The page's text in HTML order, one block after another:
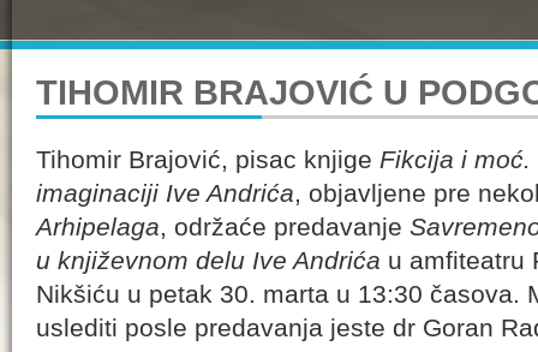
TIHOMIR BRAJOVIĆ U
Tihomir Brajović, pisac knjige Fikcija i
imaginaciji Ive Andrića, objavljene pre
Arhipelaga, održaće predavanje
u književnom delu Ive Andrića u amfiteatru
Nikšiću u petak 30. marta u 13:30 časova.
uslediti posle predavanja jeste dr Goran